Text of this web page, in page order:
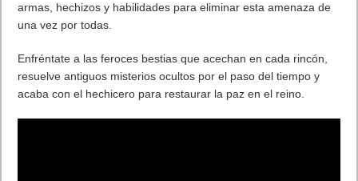
armas, hechizos y habilidades para eliminar esta amenaza de
una vez por todas.
Enfréntate a las feroces bestias que acechan en cada rincón,
resuelve antiguos misterios ocultos por el paso del tiempo y
acaba con el hechicero para restaurar la paz en el reino.